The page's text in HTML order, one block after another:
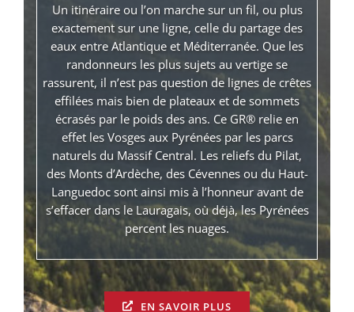
Un itinéraire ou l’on marche sur un fil, ou plus
exactement sur une ligne, celle du partage des
eaux entre Atlantique et Méditerranée. Que les
randonneurs les plus sujets au vertige se
rassurent, il n’est pas question de lignes de crêtes
effilées mais bien de plateaux et de sommets
écrasés par le poids des ans. Ce GR® relie en
effet les Vosges aux Pyrénées par les parcs
naturels du Massif Central. Les reliefs du Pilat,
des Monts d’Ardèche, des Cévennes ou du Haut-
Languedoc sont ainsi mis à l’honneur avant de
s’effacer dans le Lauragais, où déjà, les Pyrénées
percent les nuages.
EN SAVOIR PLUS